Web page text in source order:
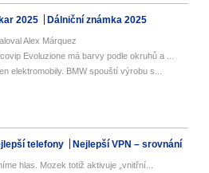
2025 Dálniční známka 2025
Alex Márquez
Evoluzione má barvy podle okruhů a ...
elektromobily. BMW spouští výrobu s...
telefony Nejlepší VPN – srovnání
hlas. Mozek totiž aktivuje „vnitřní...